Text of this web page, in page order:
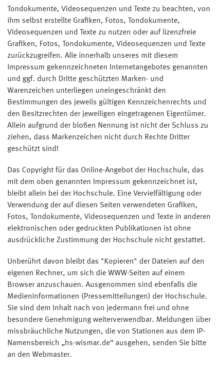
Tondokumente, Videosequenzen und Texte zu beachten, von
ihm selbst erstellte Grafiken, Fotos, Tondokumente,
Videosequenzen und Texte zu nutzen oder auf lizenzfreie
Grafiken, Fotos, Tondokumente, Videosequenzen und Texte
zurückzugreifen. Alle innerhalb unseres mit diesem
Impressum gekennzeichneten Internetangebotes genannten
und ggf. durch Dritte geschützten Marken- und
Warenzeichen unterliegen uneingeschränkt den
Bestimmungen des jeweils gültigen Kennzeichenrechts und
den Besitzrechten der jeweiligen eingetragenen Eigentümer.
Allein aufgrund der bloßen Nennung ist nicht der Schluss zu
ziehen, dass Markenzeichen nicht durch Rechte Dritter
geschützt sind!
Das Copyright für das Online-Angebot der Hochschule, das
mit dem oben genannten Impressum gekennzeichnet ist,
bleibt allein bei der Hochschule. Eine Vervielfältigung oder
Verwendung der auf diesen Seiten verwendeten Grafiken,
Fotos, Tondokumente, Videosequenzen und Texte in anderen
elektronischen oder gedruckten Publikationen ist ohne
ausdrückliche Zustimmung der Hochschule nicht gestattet.
Unberührt davon bleibt das "Kopieren" der Dateien auf den
eigenen Rechner, um sich die WWW-Seiten auf einem
Browser anzuschauen. Ausgenommen sind ebenfalls die
Medieninformationen (Pressemitteilungen) der Hochschule.
Sie sind dem Inhalt nach von jedermann frei und ohne
besondere Genehmigung weiterverwendbar. Meldungen über
missbräuchliche Nutzungen, die von Stationen aus dem IP-
Namensbereich „hs-wismar.de“ ausgehen, senden Sie bitte
an den Webmaster.